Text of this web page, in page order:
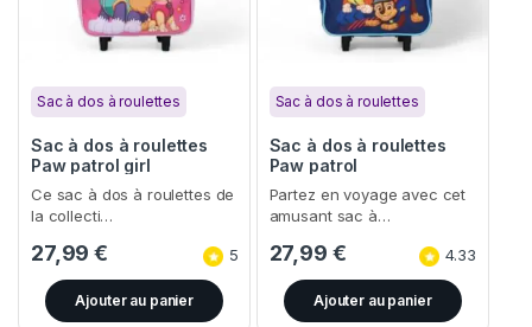
Sac à dos à roulettes
Sac à dos à roulettes
Paw patrol girl
Ce sac à dos à roulettes de
la collecti…
27,99€ 5
Ajouter au panier
Sac à dos à roulettes
Sac à dos à roulettes
Paw patrol
Partez en voyage avec cet
amusant sac à…
27,99 € 4.33
Ajouter au panier